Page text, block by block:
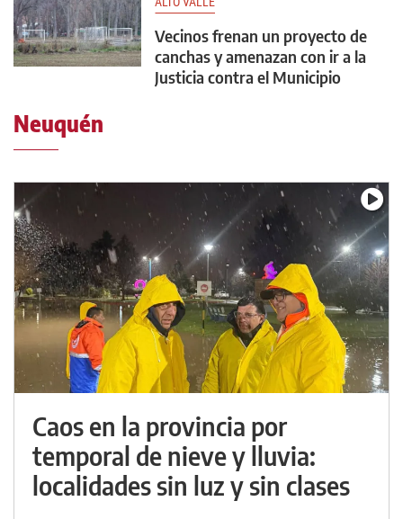
Vecinos frenan un proyecto de
canchas y amenazan con ir a la
Justicia contra el Municipio
Neuquén
Caos en la provincia por
temporal de nieve y lluvia:
localidades sin luz y sin clases